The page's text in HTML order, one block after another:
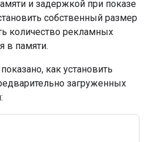
и задержкой при показе
собственный размер
количество рекламных
в памяти.
как установить
загруженных